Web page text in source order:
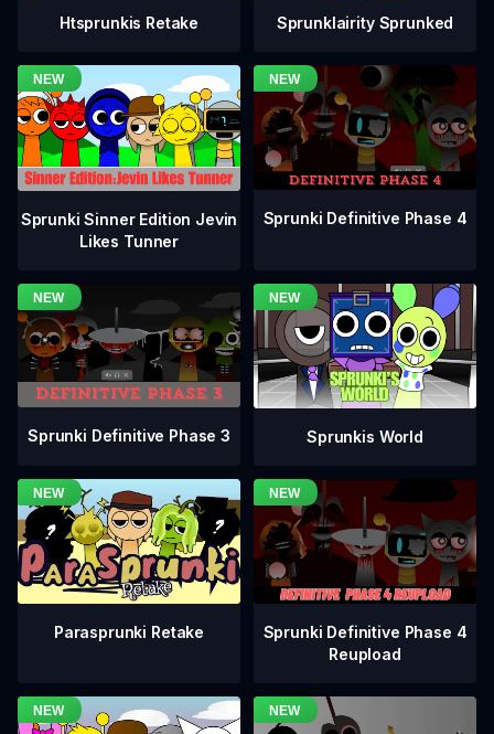
Htsprunkis Retake Sprunklairity Sprunked
Sprunki Sinner Edition Jevin
Likes Tunner
Sprunki Definitive Phase 4
Sprunki Definitive Phase 3 Sprunkis World
Parasprunki Retake
Sprunki Definitive Phase 4
Reupload